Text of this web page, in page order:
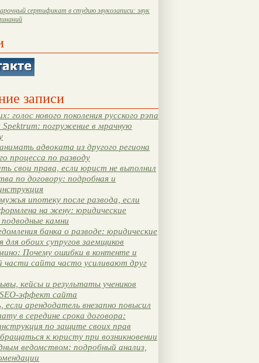
сертификат в студию звукозаписи: звук
записи
голос нового поколения русского рэпа
Spektrum: погружение в мрачную
адвоката из другого региона
процесса по разводу
свои права, если юрист не выполнил
по договору: подробная и
ипотеку после развода, если
на жену: юридические
камни
банка о разводе: юридические
для обоих супругов заемщиков
Почему ошибки в контенте и
части сайта часто усиливают друг
кейсы и результаты учеников
эффект сайта
если арендодатель внезапно повысил
в середине срока договора:
по защите своих прав
к юристу при возникновении
ведомством: подробный анализ,